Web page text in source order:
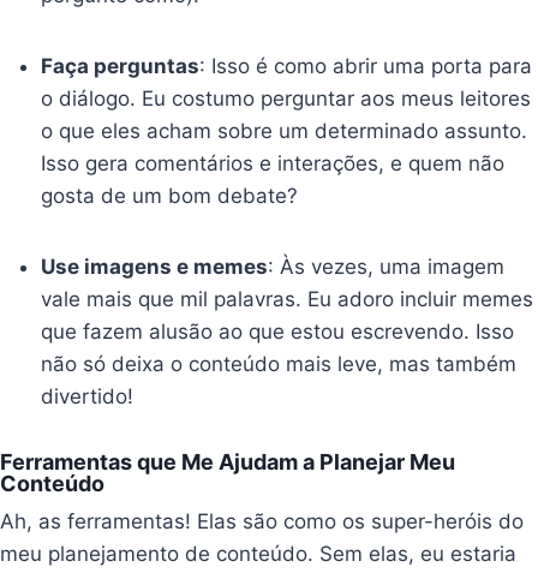
Faça perguntas: Isso é como abrir uma porta para
o diálogo. Eu costumo perguntar aos meus leitores
o que eles acham sobre um determinado assunto.
Isso gera comentários e interações, e quem não
gosta de um bom debate?
Use imagens e memes: Às vezes, uma imagem
vale mais que mil palavras. Eu adoro incluir memes
que fazem alusão ao que estou escrevendo. Isso
não só deixa o conteúdo mais leve, mas também
divertido!
Ferramentas que Me Ajudam a Planejar Meu
Conteúdo
Ah, as ferramentas! Elas são como os super-heróis do
meu planejamento de conteúdo. Sem elas, eu estaria